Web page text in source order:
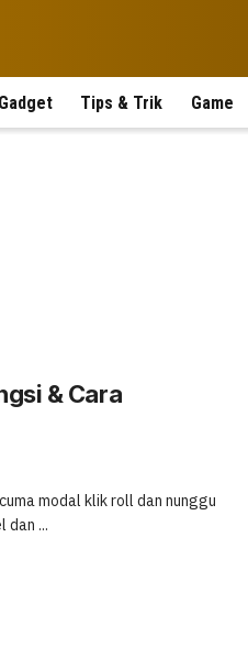
Gadget Tips & Trik Game
& Cara
modal klik roll dan nunggu
dan ...